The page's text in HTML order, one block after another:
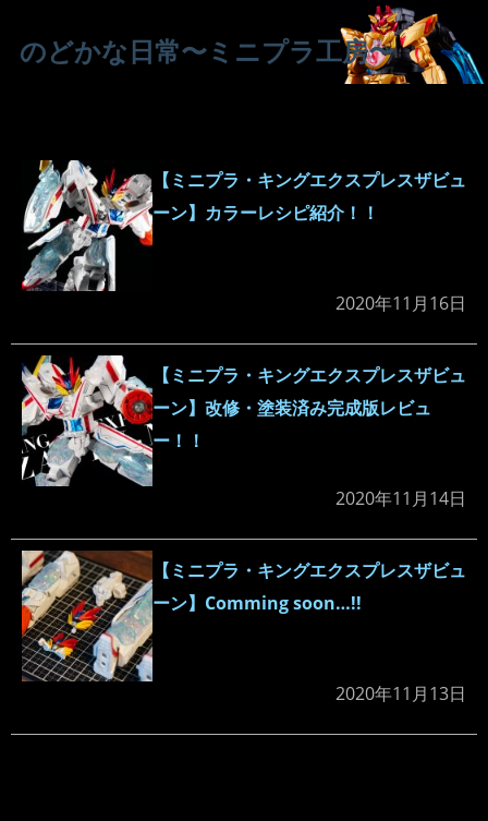
のどかな日常〜ミニプラ工房〜
【ミニプラ・キングエクスプレスザビュ
ーン】カラーレシピ紹介！！
2020年11月16日
【ミニプラ・キングエクスプレスザビュ
ーン】改修・塗装済み完成版レビュ
ー！！
2020年11月14日
【ミニプラ・キングエクスプレスザビュ
ーン】Comming soon…!!
2020年11月13日